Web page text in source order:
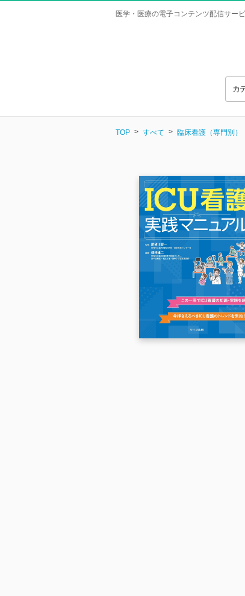
医学・医療の電子コンテンツ配信サー
カ
TOP すべて 臨床看護（専門別）